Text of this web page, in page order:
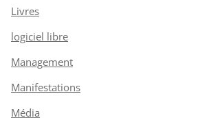
Livres
logiciel libre
Management
Manifestations
Média